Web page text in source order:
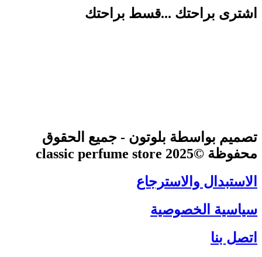
اشترى براحتك ...قسط براحتك
تصميم بواسطة بلوتون - جميع الحقوق
محفوظة ©2025 classic perfume store
الاستبدال والاسترجاع
سياسية الخصوصية
اتصل بنا